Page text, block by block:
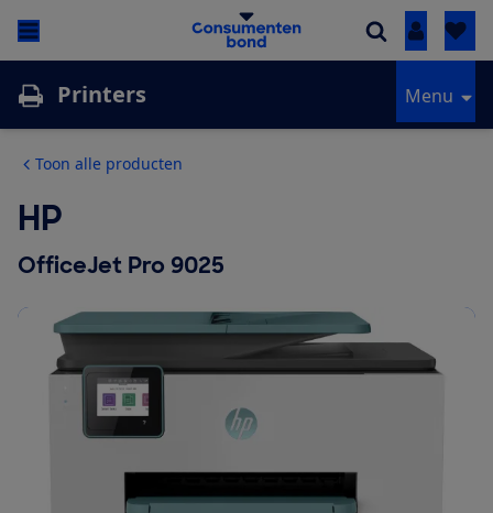
Inloggen
Printers Menu
Toon alle producten
HP
OfficeJet Pro 9025